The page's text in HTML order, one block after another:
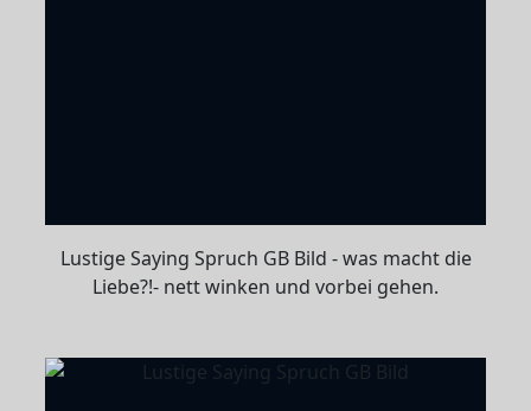
Lustige Saying Spruch GB Bild - was macht die
Liebe?!- nett winken und vorbei gehen.